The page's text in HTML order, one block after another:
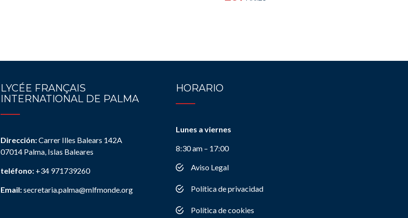
LYCÉE FRANÇAIS
INTERNATIONAL DE PALMA
Dirección:Carrer Illes Balears 142A
07014 Palma, Islas Baleares
teléfono: +34 971739260
Email:secretaria.palma@mlfmonde.org
HORARIO
Lunes a viernes
8:30 am – 17:00
Aviso Legal
Política de privacidad
Política de cookies